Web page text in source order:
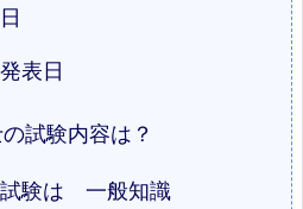
表日
試験内容は？
験は 一般知識